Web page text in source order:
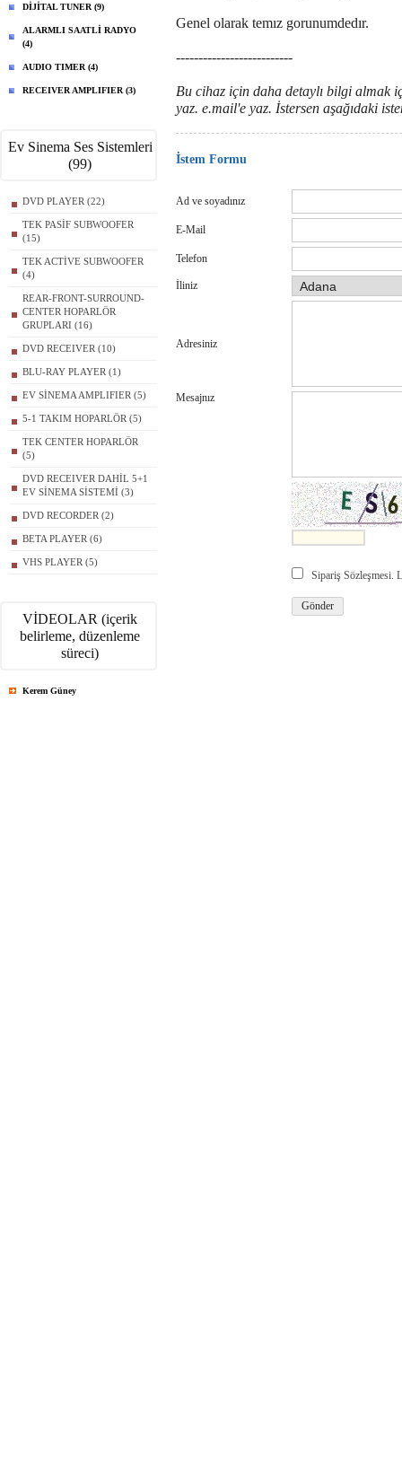
DİJİTAL TUNER (9)
ALARMLI SAATLİ RADYO
(4)
AUDIO TIMER (4)
RECEIVER AMPLIFIER (3)
Ev Sinema Ses Sistemleri
(99)
DVD PLAYER (22)
TEK PASİF SUBWOOFER
(15)
TEK ACTİVE SUBWOOFER
(4)
REAR-FRONT-SURROUND-
CENTER HOPARLÖR
GRUPLARI (16)
DVD RECEIVER (10)
BLU-RAY PLAYER (1)
EV SİNEMA AMPLIFIER (5)
5-1 TAKIM HOPARLÖR (5)
TEK CENTER HOPARLÖR
(5)
DVD RECEIVER DAHİL 5+1
EV SİNEMA SİSTEMİ (3)
DVD RECORDER (2)
BETA PLAYER (6)
VHS PLAYER (5)
VİDEOLAR (içerik
belirleme, düzenleme
süreci)
Kerem Güney
Genel olarak temız gorunumdedır.
--------------------------
Bu cihaz için daha detaylı bilgi almak
yaz. e.mail'e yaz. İstersen aşağıdaki
İstem Formu
Ad ve soyadınız
E-Mail
Telefon
İliniz
Adresiniz
Mesajnız
Sipariş